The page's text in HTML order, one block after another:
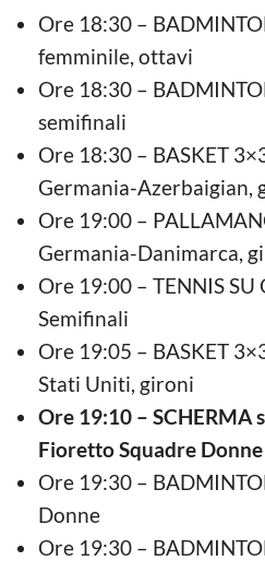
Ore 18:30 –
femminile, ottavi
Ore 18:30 –
semifinali
Ore 18:30 – BASKET
Germania-Azerbaigian,
Ore 19:00 –
Germania-Danimarca,
Ore 19:00 – TENNIS
Semifinali
Ore 19:05 – BASKET
Stati Uniti, gironi
Ore 19:10 – SCHERMA
Fioretto Squadre Donne
Ore 19:30 –
Donne
Ore 19:30 –